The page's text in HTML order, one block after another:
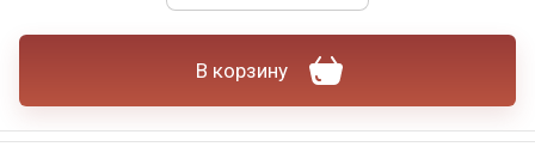
В корзину